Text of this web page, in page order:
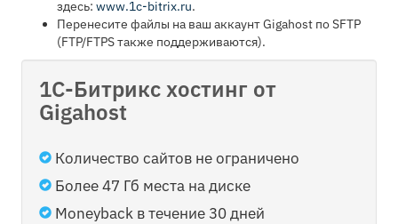
здесь: www.1c-bitrix.ru.
Перенесите файлы на ваш аккаунт Gigahost по SFTP
(FTP/FTPS также поддерживаются).
1С-Битрикс хостинг от
Gigahost
Количество сайтов не ограничено
Более 47 Гб места на диске
Moneyback в течение 30 дней